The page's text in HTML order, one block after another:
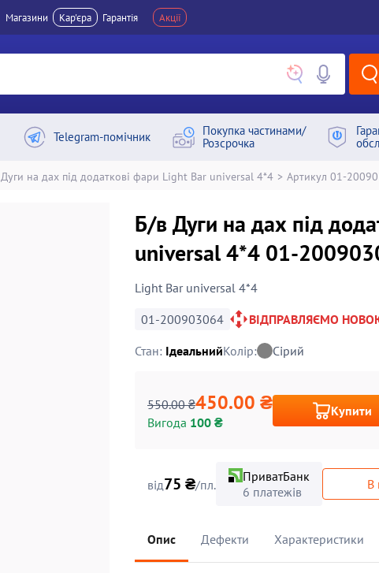
Магазини Кар'єра Гарантія Акції
Telegram-помічник
Покупка частинами/
Розсрочка
Дуги на дах під додаткові фари Light Bar universal 4*4 > Артикул 01-
Б/в Дуги на дах під
universal 4*4 01-
Light Bar universal 4*4
01-200903064
ВІДПРАВЛЯЄМО
Стан: ІдеальнийКолір: Сірий
550.00 ₴450.00 ₴
Вигода 100 ₴
Купити
від75 ₴/пл.
ПриватБанк
6 платежів
В
Опис Дефекти Характеристики